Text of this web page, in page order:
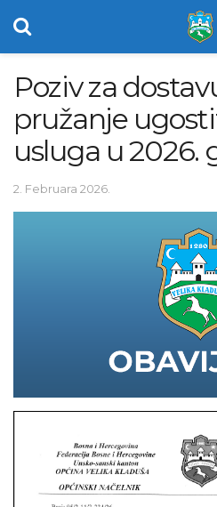
Poziv za
pružanje
usluga u 2026.
2. Februara 2026.